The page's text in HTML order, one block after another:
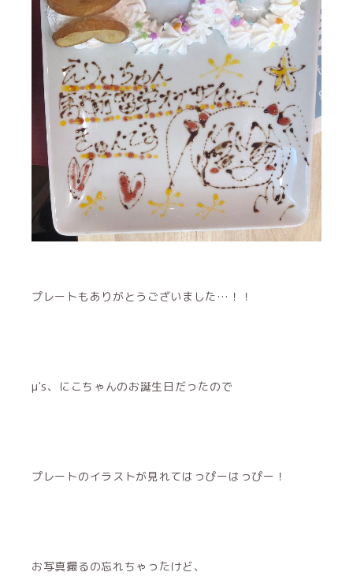
プレートもありがとうございました…！！
μ's、にこちゃんのお誕生日だったので
プレートのイラストが見れてはっぴーはっぴー！
お写真撮るの忘れちゃったけど、